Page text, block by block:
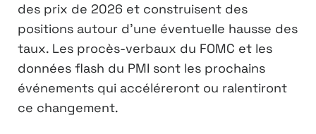
des prix de 2026 et construisent des
positions autour d’une éventuelle hausse des
taux. Les procès-verbaux du FOMC et les
données flash du PMI sont les prochains
événements qui accéléreront ou ralentiront
ce changement.